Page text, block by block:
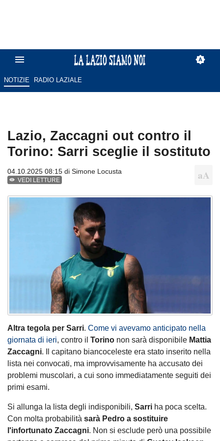
NOTIZIE RADIO LAZIALE
Lazio, Zaccagni out contro il
Torino: Sarri sceglie il sostituto
04.10.2025 08:15 di Simone Locusta
VEDI LETTURE
Altra tegola per Sarri. Come vi avevamo anticipato nella
giornata di ieri, contro il Torino non sarà disponibile Mattia
Zaccagni. Il capitano biancoceleste era stato inserito nella
lista nei convocati, ma improvvisamente ha accusato dei
problemi muscolari, a cui sono immediatamente seguiti dei
primi esami.
Si allunga la lista degli indisponibili, Sarri ha poca scelta.
Con molta probabilità sarà Pedro a sostituire
l'infortunato Zaccagni. Non si esclude però una possibile